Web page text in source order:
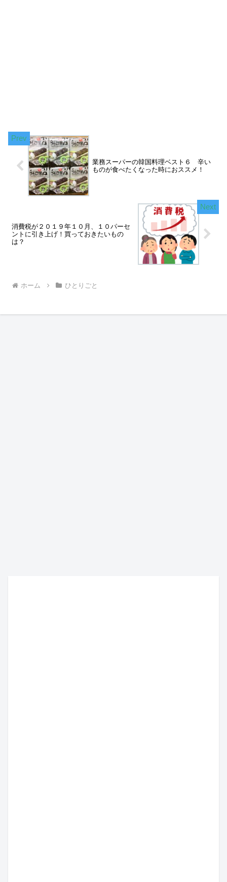
業務スーパーの韓国料理ベスト６ 辛い
ものが食べたくなった時におススメ！
消費税が２０１９年１０月、１０パーセ
ントに引き上げ！買っておきたいもの
は？
ホーム ひとりごと